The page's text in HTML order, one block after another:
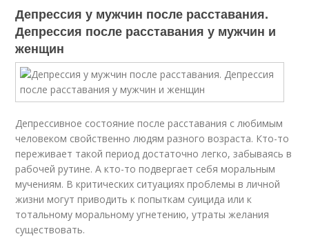
Депрессия у мужчин после расставания.
Депрессия после расставания у мужчин и
женщин
Депрессивное состояние после расставания с любимым
человеком свойственно людям разного возраста. Кто-то
переживает такой период достаточно легко, забываясь в
рабочей рутине. А кто-то подвергает себя моральным
мучениям. В критических ситуациях проблемы в личной
жизни могут приводить к попыткам суицида или к
тотальному моральному угнетению, утраты желания
существовать.